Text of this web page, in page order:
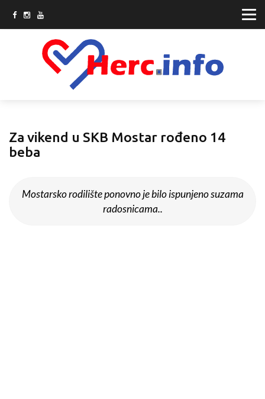
Za vikend u SKB Mostar rođeno 14
beba
Mostarsko rodilište ponovno je bilo ispunjeno suzama
radosnicama..